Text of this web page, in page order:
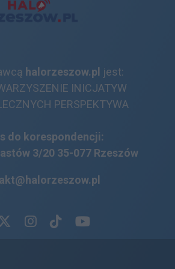
halorzeszow.pl jest:
INICJATYW
PERSPEKTYWA
do korespondencji:
3/20 35-077 Rzeszów
X.comInstagram.com
Tiktok.com
Youtube.com